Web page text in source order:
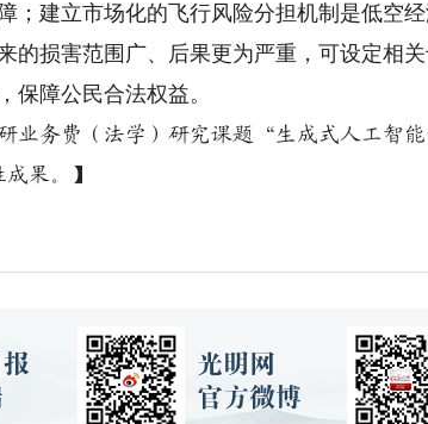
；建立市场化的飞行风险分担机制是低空
的损害范围广、后果更为严重，可设定相
保障公民合法权益。
业务费（法学）研究课题“生成式人工智
果。】